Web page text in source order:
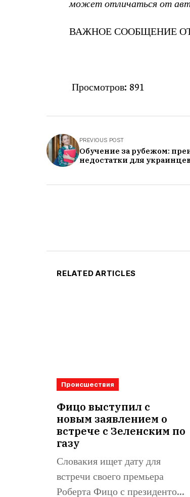
может отличаться от
ВАЖНОЕ СООБЩЕНИЕ
Просмотров: 891
PREVIOUS POST
Обучение за рубежом:
недостатки для украинцев
RELATED ARTICLES
Происшествия
Фицо выступил с
новым заявлением о
встрече с Зеленским по
газу
Словакия ищет дату для
встречи своего премьера
Роберта Фицо с президентом